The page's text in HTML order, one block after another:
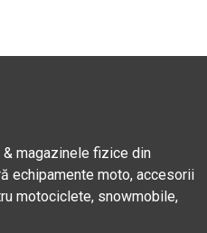
& magazinele fizice din
echipamente moto, accesorii
motociclete, snowmobile,